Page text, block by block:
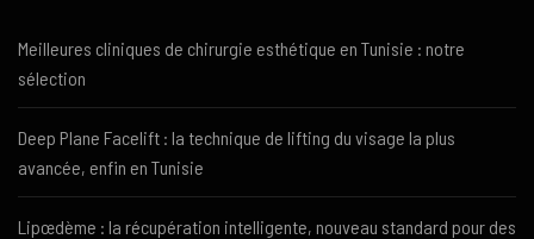
Meilleures cliniques de chirurgie esthétique en Tunisie : notre
sélection
Deep Plane Facelift : la technique de lifting du visage la plus
avancée, enfin en Tunisie
Lipœdème : la récupération intelligente, nouveau standard pour des